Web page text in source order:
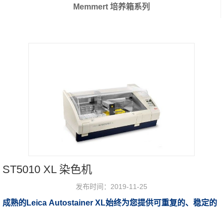
Memmert 培养箱系列
ST5010 XL 染色机
发布时间：2019-11-25
浏览次数：
成熟的Leica Autostainer XL始终为您提供可重复的、稳定的